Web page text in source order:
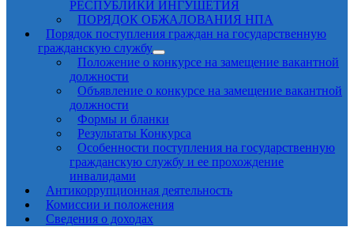
РЕСПУБЛИКИ ИНГУШЕТИЯ
ПОРЯДОК ОБЖАЛОВАНИЯ НПА
Порядок поступления граждан на государственную
гражданскую службу
Положение о конкурсе на замещение вакантной
должности
Объявление о конкурсе на замещение вакантной
должности
Формы и бланки
Результаты Конкурса
Особенности поступления на государственную
гражданскую службу и ее прохождение
инвалидами
Антикоррупционная деятельность
Комиссии и положения
Сведения о доходах